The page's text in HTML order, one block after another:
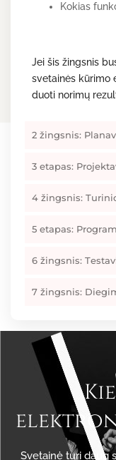
Kokias
Jei šis žingsnis
svetainės kūrimo
duoti norimų
2 žingsnis:
3 etapas:
4 žingsnis:
5 etapas:
6 žingsnis:
7 žingsnis:
Svetainė turi daug